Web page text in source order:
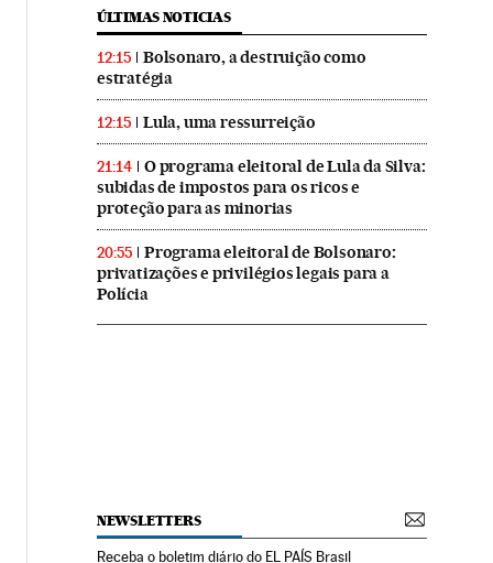
ÚLTIMAS NOTICIAS
12:15
Bolsonaro, a destruição como
estratégia
12:15 Lula, uma ressurreição
21:14
O programa eleitoral de Lula da Silva:
subidas de impostos para os ricos e
proteção para as minorias
20:55
Programa eleitoral de Bolsonaro:
privatizações e privilégios legais para a
Polícia
NEWSLETTERS
Receba o boletim diário do EL PAÍS Brasil